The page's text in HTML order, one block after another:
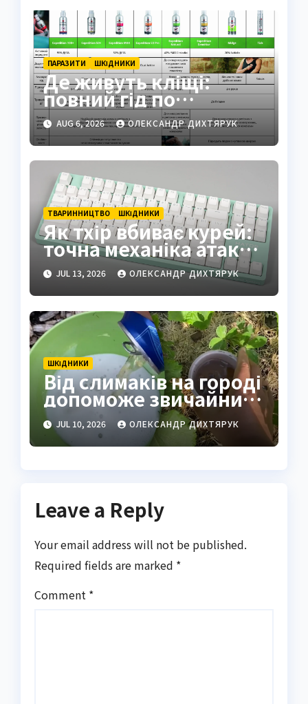
ПАРАЗИТИ ШКІДНИКИ
Де живуть кліщі:
повний гід по
біотопах, ризиках і
захисті
AUG 6, 2026 ОЛЕКСАНДР ДИХТЯРУК
ТВАРИННИЦТВО ШКІДНИКИ
Як тхір вбиває курей:
точна механіка атаки
хижака
JUL 13, 2026 ОЛЕКСАНДР ДИХТЯРУК
ШКІДНИКИ
Від слимаків на городі
допоможе звичайний
продукт із
холодильника: ось що
треба зробити
JUL 10, 2026 ОЛЕКСАНДР ДИХТЯРУК
Leave a Reply
Your email address will not be published.
Required fields are marked *
Comment *